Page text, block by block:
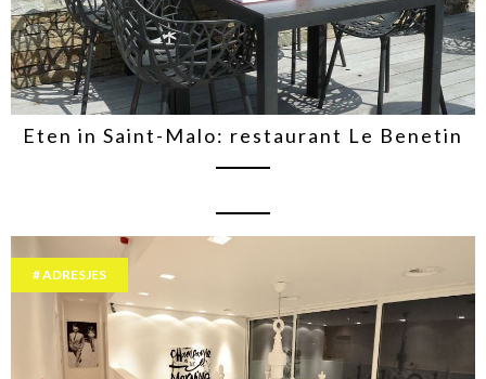
Eten in Saint-Malo: restaurant Le Benetin
ADRESJES